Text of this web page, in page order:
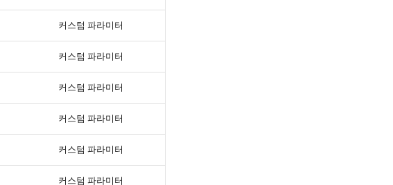
커스텀 파라미터
커스텀 파라미터
커스텀 파라미터
커스텀 파라미터
커스텀 파라미터
커스텀 파라미터